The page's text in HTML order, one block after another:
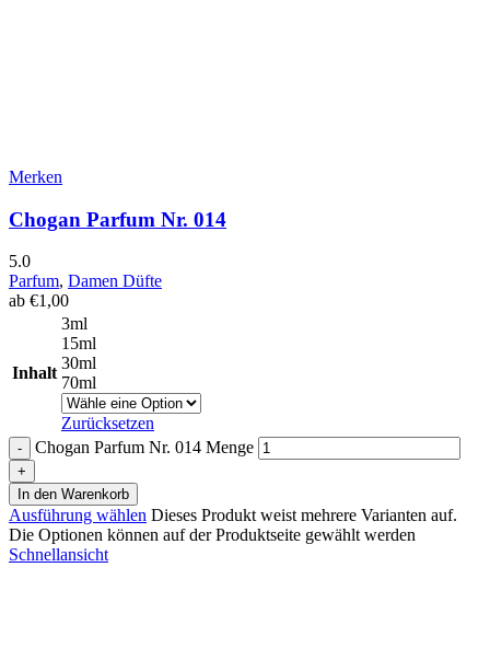
Merken
Chogan Parfum Nr. 014
5.0
Parfum, Damen Düfte
ab €1,00
Inhalt
3ml
15ml
30ml
70ml
Zurücksetzen
Chogan Parfum Nr. 014 Menge
In den Warenkorb
Ausführung wählen Dieses Produkt weist mehrere Varianten auf.
Die Optionen können auf der Produktseite gewählt werden
Schnellansicht